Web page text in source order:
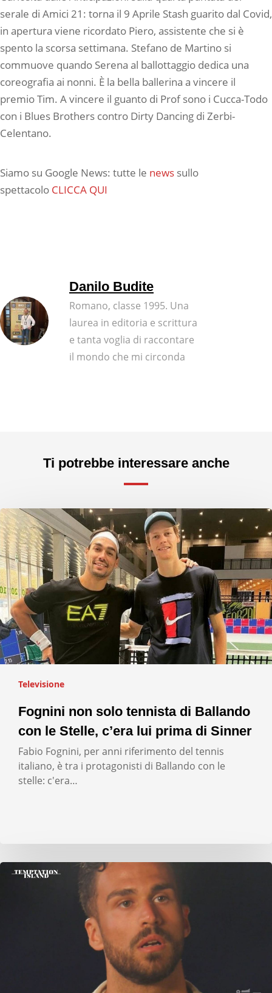
serale di Amici 21: torna il 9 Aprile Stash guarito dal Covid,
in apertura viene ricordato Piero, assistente che si è
spento la scorsa settimana. Stefano de Martino si
commuove quando Serena al ballottaggio dedica una
coreografia ai nonni. È la bella ballerina a vincere il
premio Tim. A vincere il guanto di Prof sono i Cucca-Todo
con i Blues Brothers contro Dirty Dancing di Zerbi-
Celentano.
Siamo su Google News: tutte le news sullo
spettacolo CLICCA QUI
Danilo Budite
Romano, classe 1995. Una
laurea in editoria e scrittura
e tanta voglia di raccontare
il mondo che mi circonda
Ti potrebbe interessare anche
Televisione
Fognini non solo tennista di Ballando
con le Stelle, c’era lui prima di Sinner
Fabio Fognini, per anni riferimento del tennis
italiano, è tra i protagonisti di Ballando con le
stelle: c'era…